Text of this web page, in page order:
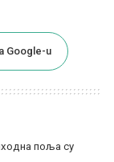
Google-u
поља су